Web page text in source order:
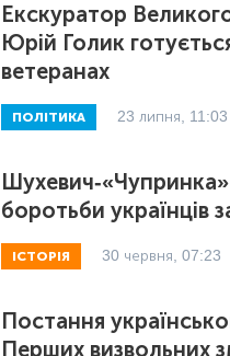
Екскуратор
Юрій Голик
ветеранах
ПОЛІТИКА 23 липня, 11:03
Шухевич-
боротьби українців
ІСТОРІЯ 30 червня, 07:23
Постання
Перших визвольних